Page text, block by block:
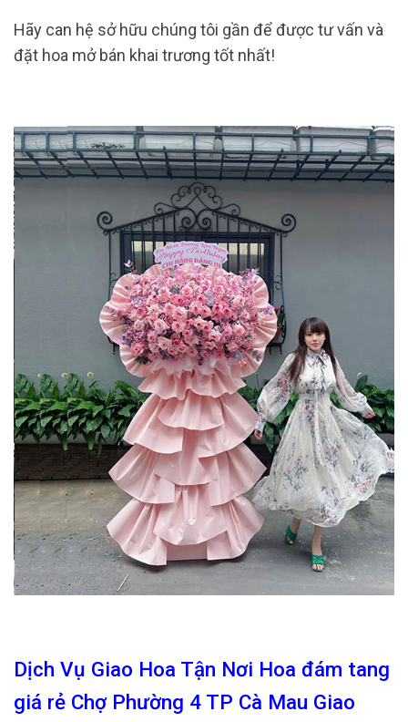
Hãy can hệ sở hữu chúng tôi gần để được tư vấn và
đặt hoa mở bán khai trương tốt nhất!
Dịch Vụ Giao Hoa Tận Nơi Hoa đám tang
giá rẻ Chợ Phường 4 TP Cà Mau Giao